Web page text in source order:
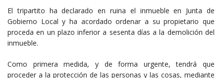
El tripartito ha declarado en ruina el inmueble en Junta de
Gobierno Local y ha acordado ordenar a su propietario que
proceda en un plazo inferior a sesenta días a la demolición del
inmueble.
Como primera medida, y de forma urgente, tendrá que
proceder a la protección de las personas y las cosas, mediante